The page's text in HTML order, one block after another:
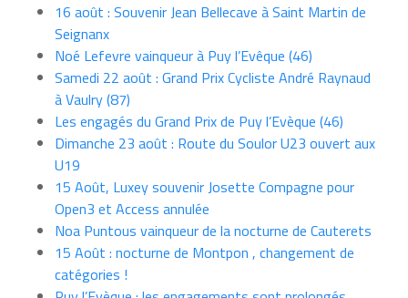
16 août : Souvenir Jean Bellecave à Saint Martin de
Seignanx
Noé Lefevre vainqueur à Puy l’Evêque (46)
Samedi 22 août : Grand Prix Cycliste André Raynaud
à Vaulry (87)
Les engagés du Grand Prix de Puy l’Evèque (46)
Dimanche 23 août : Route du Soulor U23 ouvert aux
U19
15 Août, Luxey souvenir Josette Compagne pour
Open3 et Access annulée
Noa Puntous vainqueur de la nocturne de Cauterets
15 Août : nocturne de Montpon , changement de
catégories !